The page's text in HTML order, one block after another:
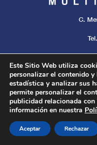
C.
Todos los
Aviso legal
Este Sitio Web utiliza
personalizar el contenido
estadística y analizar sus
permite personalizar el
publicidad relacionada con
información en nuestra
Aceptar Rechazar